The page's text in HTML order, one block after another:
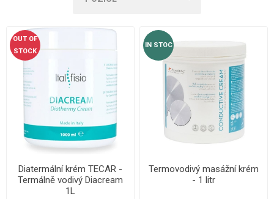
OUT OF
STOCK
Diatermální krém TECAR -
Termálně vodivý Diacream
1L
IN STOC
Termovodivý masážní krém
- 1 litr